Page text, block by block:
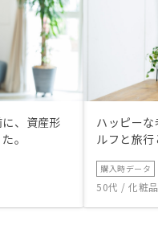
、資産形
。
ハッピー
ルフと旅
購入時データ
50代 / 化粧